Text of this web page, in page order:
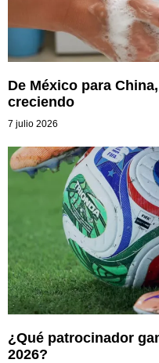
De México para
creciendo
7 julio 2026
¿Qué patrocinador
2026?